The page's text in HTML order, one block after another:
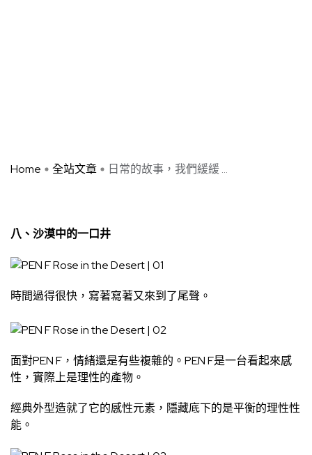
Home 全站文章 日常的故事，我們緩緩 ...
八、沙漠中的一口井
時間過得很快，寫著寫著又來到了尾聲。
面對PEN F，情緒還是有些複雜的。PEN F是一台看起來感
性，實際上是理性的產物。
經典外型造就了它的感性元素，隱藏底下的是平衡的理性性
能。